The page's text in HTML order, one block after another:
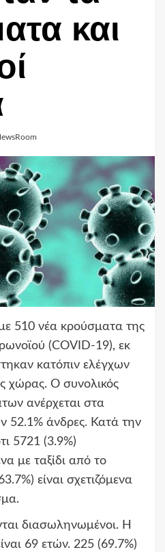
και
510 νέα κρούσματα της
(COVID-19), εκ
κατόπιν ελέγχων
χώρας. Ο συνολικός
ανέρχεται στα
52.1% άνδρες. Κατά την
5721 (3.9%)
με ταξίδι από το
είναι σχετιζόμενα
διασωληνωμένοι. Η
69 ετών. 225 (69.7%)